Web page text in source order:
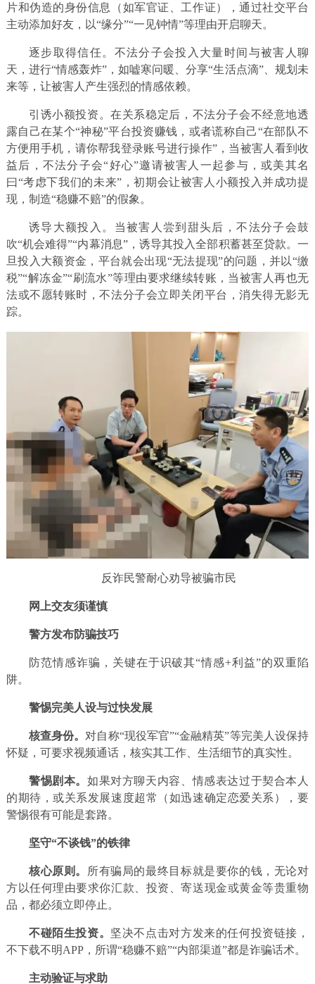
片和伪造的身份信息（如军官证、工作证），通过社交平台
主动添加好友，以“缘分”“一见钟情”等理由开启聊天。
逐步取得信任。不法分子会投入大量时间与被害人聊
天，进行“情感轰炸”，如嘘寒问暖、分享“生活点滴”、规划未
来等，让被害人产生强烈的情感依赖。
引诱小额投资。在关系稳定后，不法分子会不经意地透
露自己在某个“神秘”平台投资赚钱，或者谎称自己“在部队不
方便用手机，请你帮我登录账号进行操作”，当被害人看到收
益后，不法分子会“好心”邀请被害人一起参与，或美其名
曰“考虑下我们的未来”，初期会让被害人小额投入并成功提
现，制造“稳赚不赔”的假象。
诱导大额投入。当被害人尝到甜头后，不法分子会鼓
吹“机会难得”“内幕消息”，诱导其投入全部积蓄甚至贷款。一
旦投入大额资金，平台就会出现“无法提现”的问题，并以“缴
税”“解冻金”“刷流水”等理由要求继续转账，当被害人再也无
法或不愿转账时，不法分子会立即关闭平台，消失得无影无
踪。
反诈民警耐心劝导被骗市民
网上交友须谨慎
警方发布防骗技巧
防范情感诈骗，关键在于识破其“情感+利益”的双重陷
阱。
警惕完美人设与过快发展
核查身份。 对自称“现役军官”“金融精英”等完美人设保持
怀疑，可要求视频通话，核实其工作、生活细节的真实性。
警惕剧本。如果对方聊天内容、情感表达过于契合本人
的期待，或关系发展速度超常（如迅速确定恋爱关系），要
警惕很有可能是套路。
坚守“不谈钱”的铁律
核心原则。
所有骗局的最终目标就是要你的钱，无论对
方以任何理由要求你汇款、投资、寄送现金或黄金等贵重物
品，都必须立即停止。
不碰陌生投资。 坚决不点击对方发来的任何投资链接，
不下载不明APP，所谓“稳赚不赔”“内部渠道”都是诈骗话术。
主动验证与求助